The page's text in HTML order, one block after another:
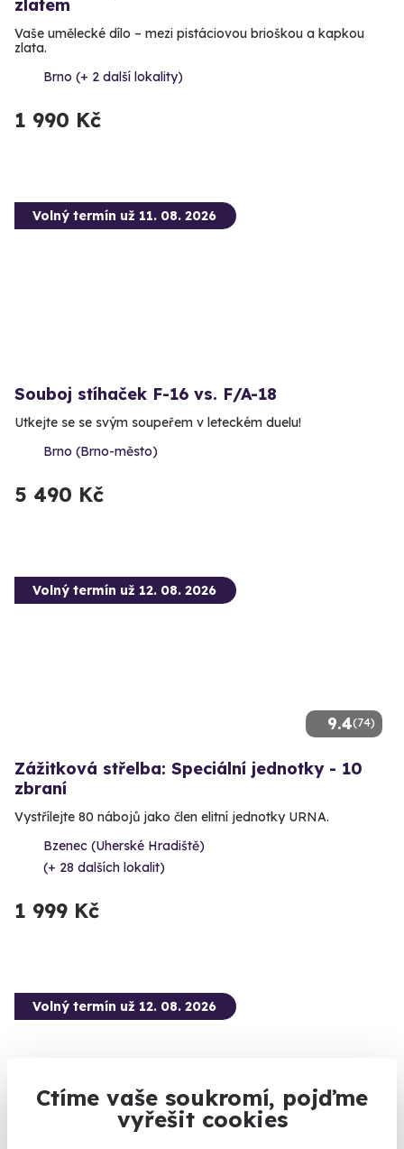
Ctíme vaše soukromí, pojďme
vyřešit cookies
zlatem
Vaše umělecké dílo – mezi pistáciovou brioškou a kapkou
zlata.
Brno (+ 2 další lokality)
1 990 Kč
Volný termín už 11. 08. 2026
Souboj stíhaček F-16 vs. F/A-18
Utkejte se se svým soupeřem v leteckém duelu!
Brno (Brno-město)
5 490 Kč
9.4(74)
Volný termín už 12. 08. 2026
Zážitková střelba: Speciální jednotky - 10
zbraní
Vystřílejte 80 nábojů jako člen elitní jednotky URNA.
Bzenec (Uherské Hradiště)
(+ 28 dalších lokalit)
1 999 Kč
Volný termín už 12. 08. 2026